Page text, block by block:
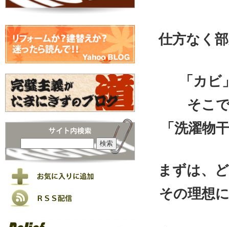
仕方なく
「カ
そこ
「洗濯物
まずは、
その理想